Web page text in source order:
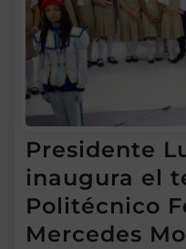
Presidente
inaugura el
Politécnico
Mercedes